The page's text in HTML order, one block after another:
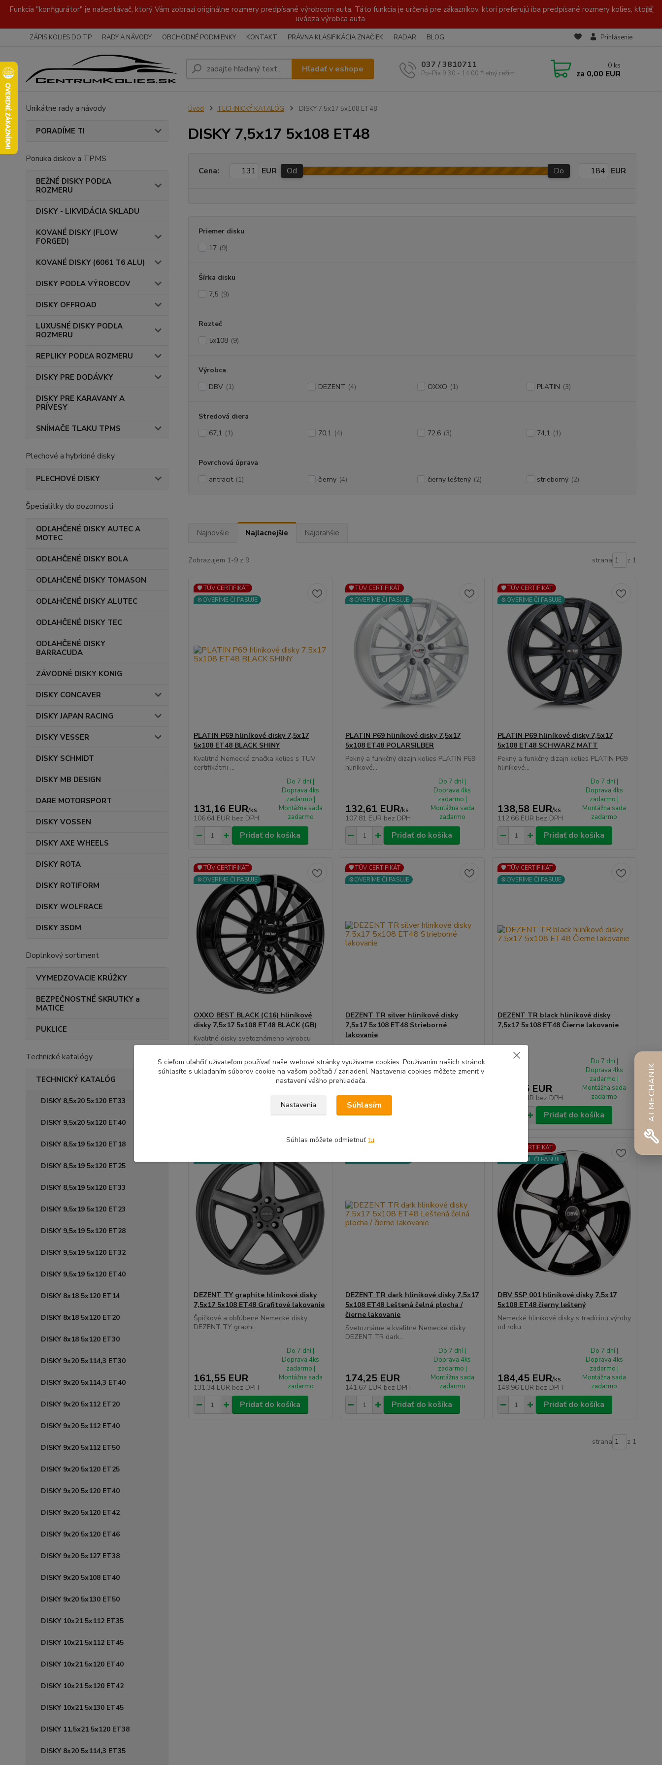
Funkcia "konfigurátor" je našeptávač, ktorý Vám zobrazí originálne rozmery predpísané výrobcom auta. Táto funkcia je určená pre zákazníkov, ktorí preferujú iba predpísané rozmery kolies, ktoré
uvádza výrobca auta.
ZÁPIS KOLIES DO TP RADY A NÁVODY OBCHODNÉ PODMIENKY KONTAKT PRÁVNA KLASIFIKÁCIA ZNAČIEK RADAR BLOG Prihlásenie
Hľadať v eshope 037 / 3810711
Po-Pia 9.30 - 14.00 *letný režim
0 ks
za 0,00 EUR
Unikátne rady a návody
PORADÍME TI
Ponuka diskov a TPMS
BEŽNÉ DISKY PODĽA
ROZMERU
DISKY - LIKVIDÁCIA SKLADU
KOVANÉ DISKY (FLOW
FORGED)
KOVANÉ DISKY (6061 T6 ALU)
DISKY PODĽA VÝROBCOV
DISKY OFFROAD
LUXUSNÉ DISKY PODĽA
ROZMERU
REPLIKY PODĽA ROZMERU
DISKY PRE DODÁVKY
DISKY PRE KARAVANY A
PRÍVESY
SNÍMAČE TLAKU TPMS
Plechové a hybridné disky
PLECHOVÉ DISKY
Špecialitky do pozornosti
ODĽAHČENÉ DISKY AUTEC A
MOTEC
ODĽAHČENÉ DISKY BOLA
ODĽAHČENÉ DISKY TOMASON
ODĽAHČENÉ DISKY ALUTEC
ODĽAHČENÉ DISKY TEC
ODĽAHČENÉ DISKY
BARRACUDA
ZÁVODNÉ DISKY KONIG
DISKY CONCAVER
DISKY JAPAN RACING
DISKY VESSER
DISKY SCHMIDT
DISKY MB DESIGN
DARE MOTORSPORT
DISKY VOSSEN
DISKY AXE WHEELS
DISKY ROTA
DISKY ROTIFORM
DISKY WOLFRACE
DISKY 3SDM
Doplnkový sortiment
VYMEDZOVACIE KRÚŽKY
BEZPEČNOSTNÉ SKRUTKY a
MATICE
PUKLICE
Technické katalógy
TECHNICKÝ KATALÓG
DISKY 8,5x20 5x120 ET33
DISKY 9,5x20 5x120 ET40
DISKY 8,5x19 5x120 ET18
DISKY 8,5x19 5x120 ET25
DISKY 8,5x19 5x120 ET33
DISKY 9,5x19 5x120 ET23
DISKY 9,5x19 5x120 ET28
DISKY 9,5x19 5x120 ET32
DISKY 9,5x19 5x120 ET40
DISKY 8x18 5x120 ET14
DISKY 8x18 5x120 ET20
DISKY 8x18 5x120 ET30
DISKY 9x20 5x114,3 ET30
DISKY 9x20 5x114,3 ET40
DISKY 9x20 5x112 ET20
DISKY 9x20 5x112 ET40
DISKY 9x20 5x112 ET50
DISKY 9x20 5x120 ET25
DISKY 9x20 5x120 ET40
DISKY 9x20 5x120 ET42
DISKY 9x20 5x120 ET46
DISKY 9x20 5x127 ET38
DISKY 9x20 5x108 ET40
DISKY 9x20 5x130 ET50
DISKY 10x21 5x112 ET35
DISKY 10x21 5x112 ET45
DISKY 10x21 5x120 ET40
DISKY 10x21 5x120 ET42
DISKY 10x21 5x130 ET45
DISKY 11,5x21 5x120 ET38
DISKY 8x20 5x114,3 ET35
Úvod TECHNICKÝ KATALÓG DISKY 7,5x17 5x108 ET48
DISKY 7,5x17 5x108 ET48
Cena: EUR Od Do EUR
Priemer disku
17 (9)
Šírka disku
7,5 (9)
Rozteč
5x108 (9)
Výrobca
DBV (1) DEZENT (4) OXXO (1) PLATIN (3)
Stredová diera
67,1 (1) 70,1 (4) 72,6 (3) 74,1 (1)
Povrchová úprava
antracit (1) čierny (4) čierny leštený (2) strieborný (2)
Najnovšie Najlacnejšie Najdrahšie
Zobrazujem 1-9 z 9 strana z 1
🛡️ TÜV CERTIFIKÁT
⚙️OVERÍME ČI PASUJE
PLATIN P69 hliníkové disky 7,5x17
5x108 ET48 BLACK SHINY
Kvalitná Nemecká značka kolies s TUV
certifikátmi ...
131,16 EUR/ks
106,64 EUR bez DPH
Do 7 dní |
Doprava 4ks
zadarmo |
Montážna sada
zadarmo
Pridať do košíka
🛡️ TÜV CERTIFIKÁT
⚙️OVERÍME ČI PASUJE
PLATIN P69 hliníkové disky 7,5x17
5x108 ET48 POLARSILBER
Pekný a funkčný dizajn kolies PLATIN P69
hliníkové...
132,61 EUR/ks
107,81 EUR bez DPH
Do 7 dní |
Doprava 4ks
zadarmo |
Montážna sada
zadarmo
Pridať do košíka
🛡️ TÜV CERTIFIKÁT
⚙️OVERÍME ČI PASUJE
PLATIN P69 hliníkové disky 7,5x17
5x108 ET48 SCHWARZ MATT
Pekný a funkčný dizajn kolies PLATIN P69
hliníkové...
138,58 EUR/ks
112,66 EUR bez DPH
Do 7 dní |
Doprava 4ks
zadarmo |
Montážna sada
zadarmo
Pridať do košíka
🛡️ TÜV CERTIFIKÁT
⚙️OVERÍME ČI PASUJE
OXXO BEST BLACK (C16) hliníkové
disky 7,5x17 5x108 ET48 BLACK (GB)
Kvalitné disky svetoznámeho výrobcu
OXXO výbornej...
Do 7 dní |
Doprava 4ks
zadarmo |
Pridať do košíka
🛡️ TÜV CERTIFIKÁT
⚙️OVERÍME ČI PASUJE
DEZENT TR silver hliníkové disky
7,5x17 5x108 ET48 Strieborné
lakovanie
122,25 EURbez DPH
Do 7 dní |
Doprava 4ks
Pridať do košíka
🛡️ TÜV CERTIFIKÁT
⚙️OVERÍME ČI PASUJE
DEZENT TR black hliníkové disky
7,5x17 5x108 ET48 Čierne lakovanie
155,45 EUR
126,38 EUR bez DPH
Do 7 dní |
Doprava 4ks
zadarmo |
Montážna sada
zadarmo
Pridať do košíka
DEZENT TY graphite hliníkové disky
7,5x17 5x108 ET48 Grafitové lakovanie
Špičkové a obľúbené Nemecké disky
DEZENT TY graphi...
161,55 EUR
131,34 EUR bez DPH
Do 7 dní |
Doprava 4ks
zadarmo |
Montážna sada
zadarmo
Pridať do košíka
DEZENT TR dark hliníkové disky 7,5x17
5x108 ET48 Leštená čelná plocha /
čierne lakovanie
Svetoznáme a kvalitné Nemecké disky
DEZENT TR dark...
174,25 EUR
141,67 EUR bez DPH
Do 7 dní |
Doprava 4ks
zadarmo |
Montážna sada
zadarmo
Pridať do košíka
🛡️ TÜV CERTIFIKÁT
⚙️OVERÍME ČI PASUJE
DBV 5SP 001 hliníkové disky 7,5x17
5x108 ET48 čierny leštený
Nemecké hliníkové disky s tradíciou výroby
od roku...
184,45 EUR/ks
149,96 EUR bez DPH
Do 7 dní |
Doprava 4ks
zadarmo |
Montážna sada
zadarmo
Pridať do košíka
strana z 1
AI MECHANIK
S cieľom uľahčiť užívateľom používať naše webové stránky využívame cookies. Používaním našich stránok
súhlasíte s ukladaním súborov cookie na vašom počítači / zariadení. Nastavenia cookies môžete zmeniť v
nastavení vášho prehliadača.
Nastavenia Súhlasím
Súhlas môžete odmietnuť tu.